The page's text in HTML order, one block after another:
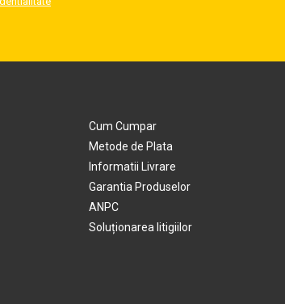
Cum Cumpar
Metode de Plata
Informatii Livrare
Garantia Produselor
ANPC
Soluționarea litigiilor